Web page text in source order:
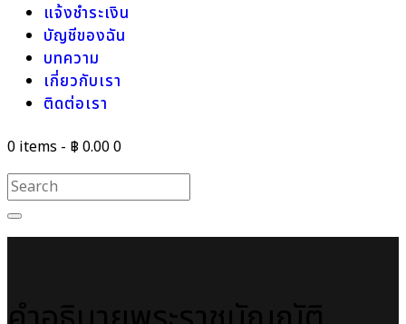
แจ้งชำระเงิน
บัญชีของฉัน
บทความ
เกี่ยวกับเรา
ติดต่อเรา
0 items - ฿ 0.000